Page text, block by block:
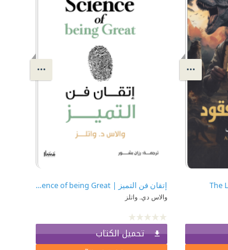
إتقان فن التميز | The Science of being Great
والاس دي. واتلز
تحميل الكتاب